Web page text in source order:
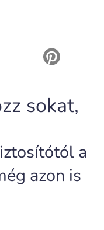
sokat,
a
azon is